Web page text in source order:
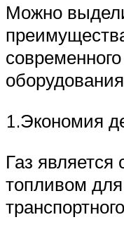
Можно
современного
1.Экономия
Газ
топливом